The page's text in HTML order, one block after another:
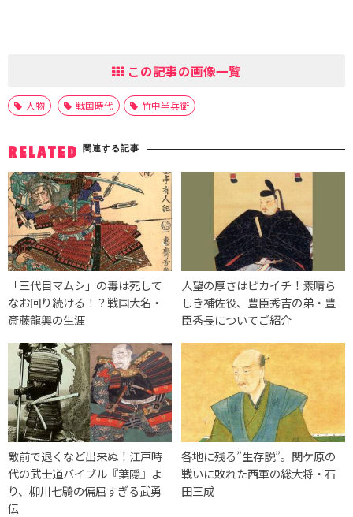
この記事の画像一覧
人物 戦国時代 竹中半兵衛
RELATED 関連する記事
「三代目マムシ」の毒は死して
なお回り続ける！？戦国大名・
斎藤龍興の生涯
人望の厚さはピカイチ！素晴ら
しき補佐役、豊臣秀吉の弟・豊
臣秀長についてご紹介
敵前で退くなど出来ぬ！江戸時
代の武士道バイブル『葉隠』よ
り、柳川七騎の偏屈すぎる武勇
伝
各地に残る”生存説”。関ケ原の
戦いに敗れた西軍の総大将・石
田三成